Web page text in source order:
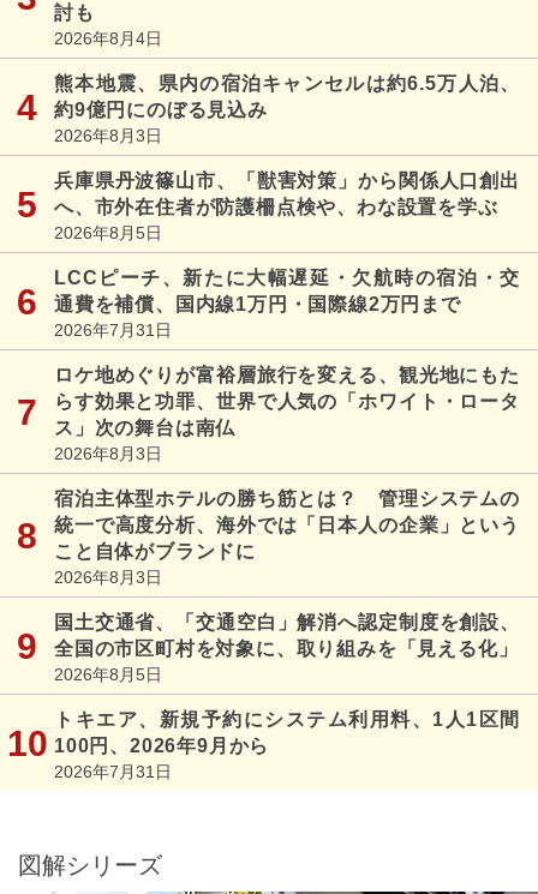
討も
2026年8月4日
熊本地震、県内の宿泊キャンセルは約6.5万人泊、
約9億円にのぼる見込み
2026年8月3日
兵庫県丹波篠山市、「獣害対策」から関係人口創出
へ、市外在住者が防護柵点検や、わな設置を学ぶ
2026年8月5日
LCCピーチ、新たに大幅遅延・欠航時の宿泊・交
通費を補償、国内線1万円・国際線2万円まで
2026年7月31日
ロケ地めぐりが富裕層旅行を変える、観光地にもた
らす効果と功罪、世界で人気の「ホワイト・ロータ
ス」次の舞台は南仏
2026年8月3日
宿泊主体型ホテルの勝ち筋とは？ 管理システムの
統一で高度分析、海外では「日本人の企業」という
こと自体がブランドに
2026年8月3日
国土交通省、「交通空白」解消へ認定制度を創設、
全国の市区町村を対象に、取り組みを「見える化」
2026年8月5日
トキエア、新規予約にシステム利用料、1人1区間
100円、2026年9月から
2026年7月31日
図解シリーズ